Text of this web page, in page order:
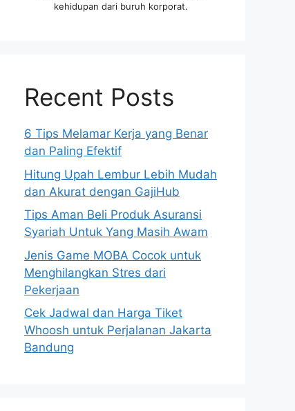
kehidupan dari buruh korporat.
Recent Posts
6 Tips Melamar Kerja yang Benar
dan Paling Efektif
Hitung Upah Lembur Lebih Mudah
dan Akurat dengan GajiHub
Tips Aman Beli Produk Asuransi
Syariah Untuk Yang Masih Awam
Jenis Game MOBA Cocok untuk
Menghilangkan Stres dari
Pekerjaan
Cek Jadwal dan Harga Tiket
Whoosh untuk Perjalanan Jakarta
Bandung